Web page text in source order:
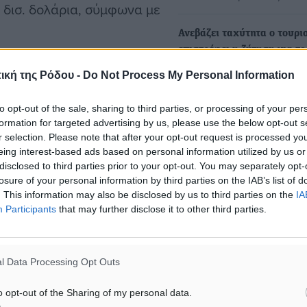
της Ρόδου - Do Not Process My Personal Information
opt-out of the sale, sharing to third parties, or processing of your
for targeted advertising by us, please use the below opt-out
selection. Please note that after your opt-out request is processed
interest-based ads based on personal information utilized by us
to third parties prior to your opt-out. You may separately
of your personal information by third parties on the IAB’s list of
This information may also be disclosed by us to third parties on the
Participants that may further disclose it to other third parties.
Data Processing Opt Outs
opt-out of the Sharing of my personal data.
δολάρια, σύμφωνα με
του ’70 φαίνεται να
επικεφαλής
19, όλο και
TUI, τον μεγαλύτερο
τριμηνιαία
περιόδους υψηλού
πακέτα διακοπών
καλύτερα τον
Ανεβάζει ταχύτητα ο
επιστρέφει η ζήτηση για το
του τουρισμού για την
καλοκαιρινή περίοδο
τις…
Το νέο ρεκόρ στα
έσοδα και η ζήτηση που
στα ύψη